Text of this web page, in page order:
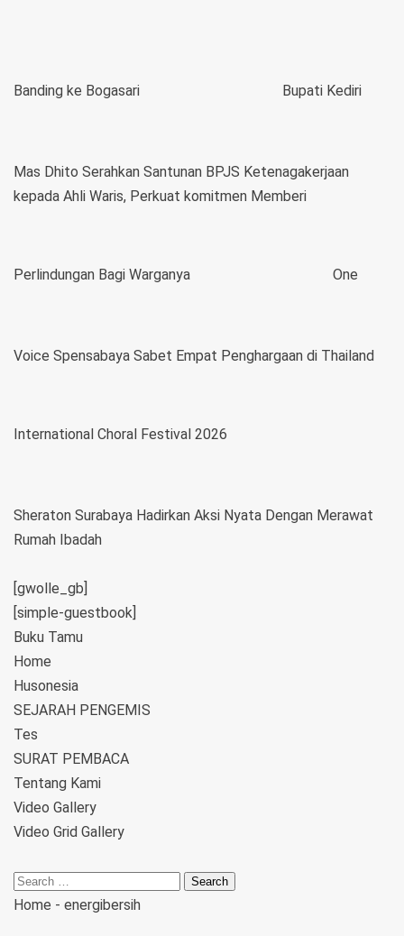
Banding ke Bogasari Bupati Kediri
Mas Dhito Serahkan Santunan BPJS Ketenagakerjaan
kepada Ahli Waris, Perkuat komitmen Memberi
Perlindungan Bagi Warganya One
Voice Spensabaya Sabet Empat Penghargaan di Thailand
International Choral Festival 2026
Sheraton Surabaya Hadirkan Aksi Nyata Dengan Merawat
Rumah Ibadah
[gwolle_gb]
[simple-guestbook]
Buku Tamu
Home
Husonesia
SEJARAH PENGEMIS
Tes
SURAT PEMBACA
Tentang Kami
Video Gallery
Video Grid Gallery
Home - energibersih